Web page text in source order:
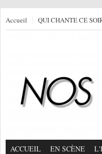
Accueil QUI CHANTE CE
ACCUEIL EN SCÈNE